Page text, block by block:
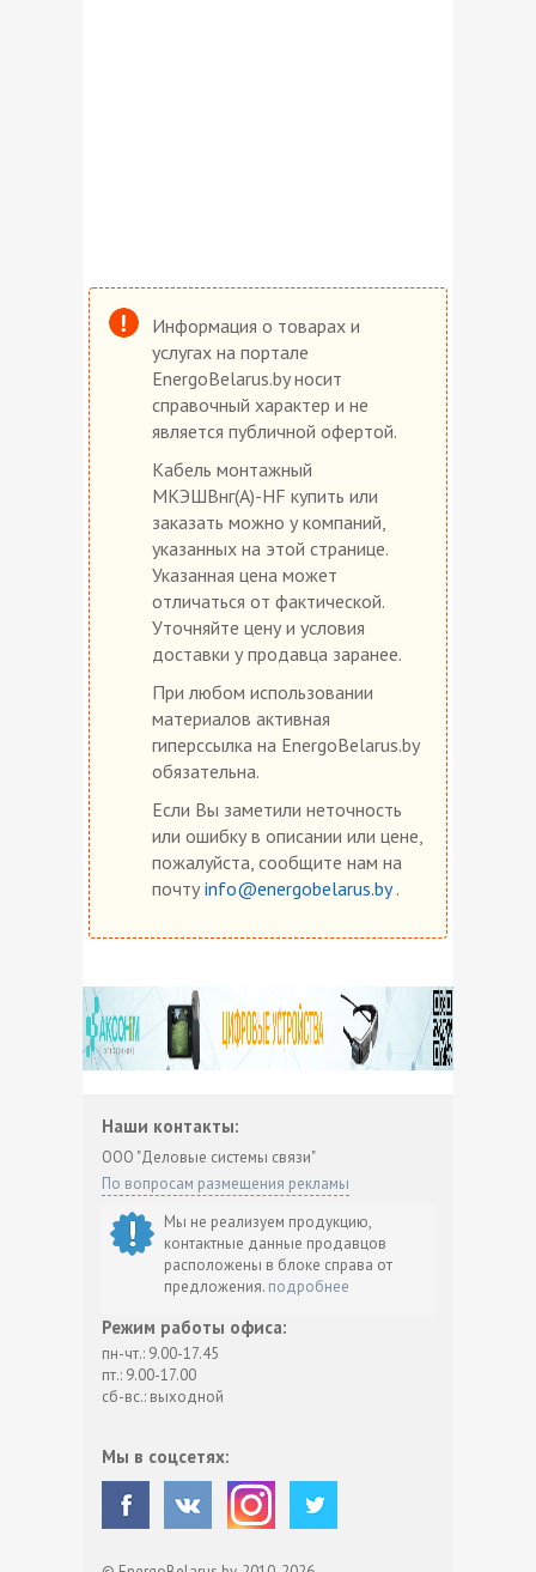
Информация о товарах и
услугах на портале
EnergoBelarus.by носит
справочный характер и не
является публичной офертой.
Кабель монтажный
МКЭШВнг(А)-HF купить или
заказать можно у компаний,
указанных на этой странице.
Указанная цена может
отличаться от фактической.
Уточняйте цену и условия
доставки у продавца заранее.
При любом использовании
материалов активная
гиперссылка на EnergoBelarus.by
обязательна.
Если Вы заметили неточность
или ошибку в описании или цене,
пожалуйста, сообщите нам на
почту info@energobelarus.by.
Наши контакты:
ООО "Деловые системы связи"
По вопросам размещения рекламы
Мы не реализуем продукцию,
контактные данные продавцов
расположены в блоке справа от
предложения. подробнее
Режим работы офиса:
пн-чт.: 9.00-17.45
пт.: 9.00-17.00
сб-вс.: выходной
Мы в соцсетях: